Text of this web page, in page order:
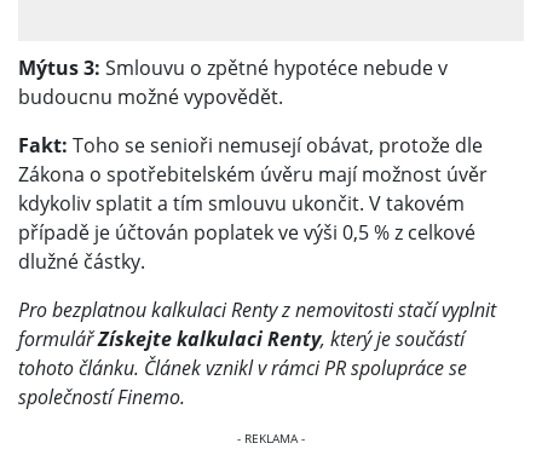
Mýtus 3: Smlouvu o zpětné hypotéce nebude v
budoucnu možné vypovědět.
Fakt: Toho se senioři nemusejí obávat, protože dle
Zákona o spotřebitelském úvěru mají možnost úvěr
kdykoliv splatit a tím smlouvu ukončit. V takovém
případě je účtován poplatek ve výši 0,5 % z celkové
dlužné částky.
Pro bezplatnou kalkulaci Renty z nemovitosti stačí vyplnit
formulářZískejte kalkulaci Renty, který je součástí
tohoto článku. Článek vznikl v rámci PR spolupráce se
společností Finemo.